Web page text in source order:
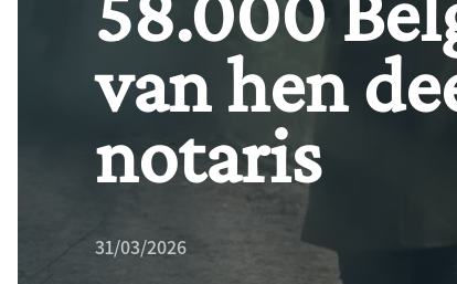
van hen
notaris
31/03/2026